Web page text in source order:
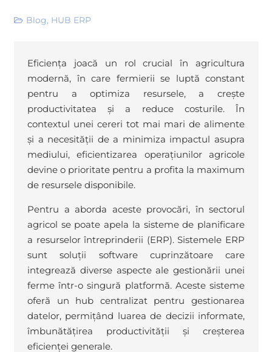
Blog, HUB ERP
Eficiența joacă un rol crucial în agricultura
modernă, în care fermierii se luptă constant
pentru a optimiza resursele, a crește
productivitatea și a reduce costurile. În
contextul unei cereri tot mai mari de alimente
și a necesității de a minimiza impactul asupra
mediului, eficientizarea operațiunilor agricole
devine o prioritate pentru a profita la maximum
de resursele disponibile.
Pentru a aborda aceste provocări, în sectorul
agricol se poate apela la sisteme de planificare
a resurselor întreprinderii (ERP). Sistemele ERP
sunt soluții software cuprinzătoare care
integrează diverse aspecte ale gestionării unei
ferme într-o singură platformă. Aceste sisteme
oferă un hub centralizat pentru gestionarea
datelor, permițând luarea de decizii informate,
îmbunătățirea productivității și creșterea
eficienței generale.